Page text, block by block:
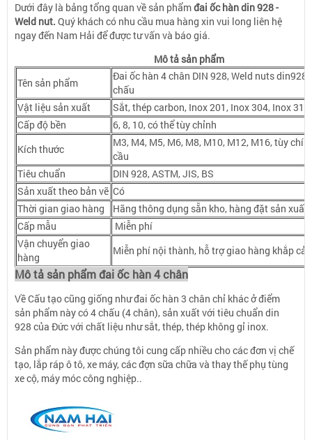
Dưới đây là bảng tổng quan về sản phẩmđai ốc hàn din 928 -
Weld nut. Quý khách có nhu cầu mua hàng xin vui long liên hệ
ngay đến Nam Hải để được tư vấn và báo giá.
Mô tả sản phẩm
Tên sản phẩm
Đai ốc hàn 4 chân DIN 928, Weld nuts din928,
chấu
Vật liệu sản xuất
Sắt, thép carbon, Inox 201, Inox 304, Inox 316
Cấp độ bền
6, 8, 10, có thể tùy chỉnh
Kích thước
M3, M4, M5, M6, M8, M10, M12, M16, tùy
cầu
Tiêu chuẩn
DIN 928, ASTM, JIS, BS
Sản xuất theo bản vẽ Có
Thời gian giao hàng
Hãng thông dụng sẵn kho, hàng đặt sản xuất
Cấp mẫu
Miễn phí
Vận chuyển giao
hàng
Miễn phí nội thành, hỗ trợ giao hàng khắp cả
Mô tả sản phẩm đai ốc hàn 4 chân
Về Cấu tạo cũng giống như đai ốc hàn 3 chân chỉ khác ở điểm
sản phẩm này có 4 chấu (4 chân), sản xuất với tiêu chuẩn din
928 của Đức với chất liệu như sắt, thép, thép không gỉ inox.
Sản phẩm này được chúng tôi cung cấp nhiều cho các đơn vị chế
tạo, lắp ráp ô tô, xe máy, các đợn sữa chữa và thay thế phụ tùng
xe cộ, máy móc công nghiệp..